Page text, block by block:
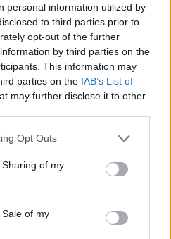
personal information utilized by
to third parties prior to
opt-out of the further
by third parties on the
This information may
parties on the IAB’s List of
may further disclose it to other
Opt Outs
of my
of my